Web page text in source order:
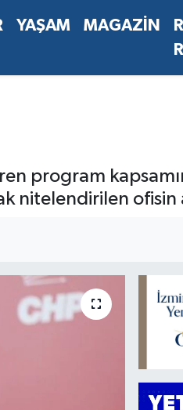
YAŞAM MAGAZİN
program
ofisin